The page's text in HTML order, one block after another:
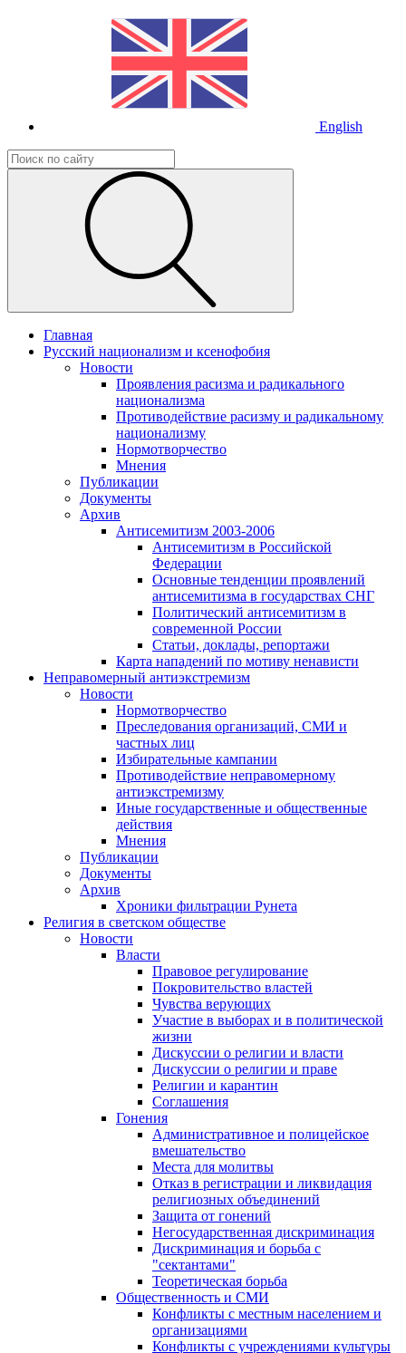
English
Главная
Русский национализм и ксенофобия
Новости
Проявления расизма и радикального
национализма
Противодействие расизму и радикальному
национализму
Нормотворчество
Мнения
Публикации
Документы
Архив
Антисемитизм 2003-2006
Антисемитизм в Российской
Федерации
Основные тенденции проявлений
антисемитизма в государствах СНГ
Политический антисемитизм в
современной России
Статьи, доклады, репортажи
Карта нападений по мотиву ненависти
Неправомерный антиэкстремизм
Новости
Нормотворчество
Преследования организаций, СМИ и
частных лиц
Избирательные кампании
Противодействие неправомерному
антиэкстремизму
Иные государственные и общественные
действия
Мнения
Публикации
Документы
Архив
Хроники фильтрации Рунета
Религия в светском обществе
Новости
Власти
Правовое регулирование
Покровительство властей
Чувства верующих
Участие в выборах и в политической
жизни
Дискуссии о религии и власти
Дискуссии о религии и праве
Религии и карантин
Соглашения
Гонения
Административное и полицейское
вмешательство
Места для молитвы
Отказ в регистрации и ликвидация
религиозных объединений
Защита от гонений
Негосударственная дискриминация
Дискриминация и борьба с
"сектантами"
Теоретическая борьба
Общественность и СМИ
Конфликты с местным населением и
организациями
Конфликты с учреждениями культуры